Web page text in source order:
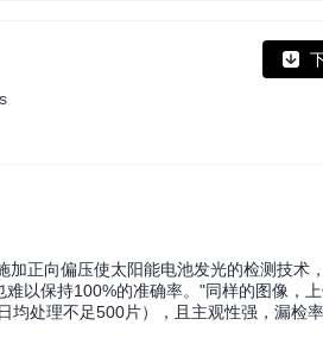
正向偏压使太阳能电池发光的检测技术
以保持100%的准确率。"同样的图像，
处理不足500片），且主观性强，漏检率